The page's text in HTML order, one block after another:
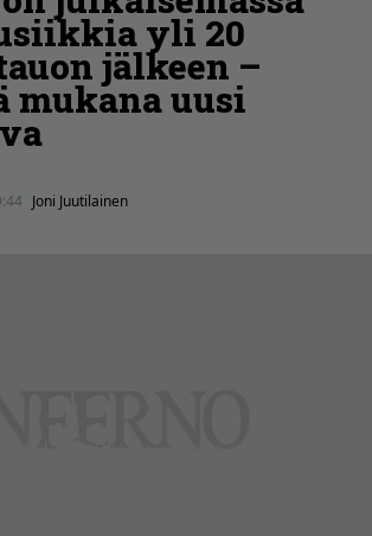
yli 20
jälkeen –
mukana uusi
Joni Juutilainen